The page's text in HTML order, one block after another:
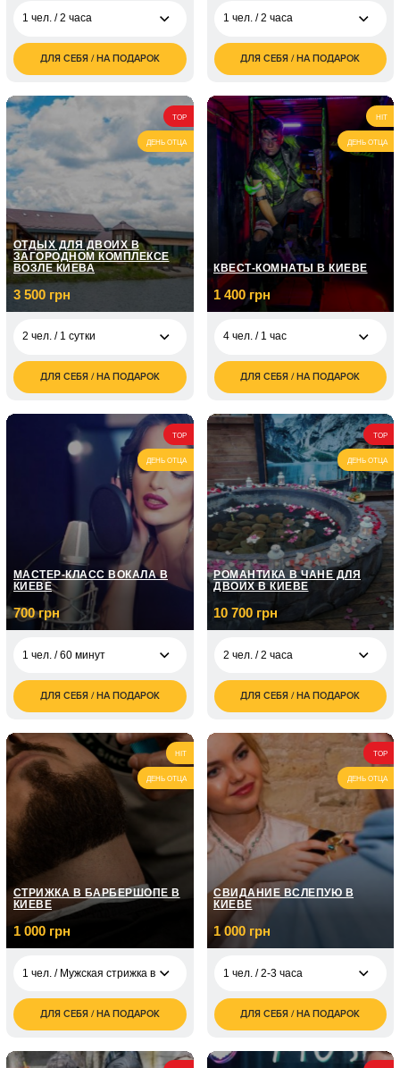
1 чел. / 2 часа
3 500
грн
ДЛЯ СЕБЯ / НА ПОДАРОК
1 чел. / 2 часа
грн
2 чел. / 2 часа
1 700
грн
ДЛЯ СЕБЯ / НА ПОДАРОК
TOP
ДЕНЬ ОТЦА
ОТДЫХ ДЛЯ ДВОИХ В
ЗАГОРОДНОМ КОМПЛЕКСЕ
ВОЗЛЕ КИЕВА
3 500 грн
2 чел. / 1 сутки
3 500
грн
2 чел. / 2 суток
7 000
грн
ДЛЯ СЕБЯ / НА ПОДАРОК
HIT
ДЕНЬ ОТЦА
КВЕСТ-КОМНАТЫ В КИЕВЕ
1 400 грн
4 чел. / 1 час
1 400
грн
ДЛЯ СЕБЯ / НА ПОДАРОК
TOP
ДЕНЬ ОТЦА
МАСТЕР-КЛАСС ВОКАЛА В
КИЕВЕ
700 грн
1 чел. / 60 минут
грн
1 чел. / Курс вокала /
8 занятий по 1 часу
5 050
грн
1 чел. / Курс вокала /
12 занятий по 1 часу
7 150
ДЛЯ СЕБЯ / НА ПОДАРОК
TOP
ДЕНЬ ОТЦА
РОМАНТИКА В ЧАНЕ ДЛЯ
ДВОИХ В КИЕВЕ
10 700 грн
2 чел. / 2 часа
10 700
грн
ДЛЯ СЕБЯ / НА ПОДАРОК
HIT
ДЕНЬ ОТЦА
СТРИЖКА В БАРБЕРШОПЕ В
КИЕВЕ
1 000 грн
1 чел. / Мужская стрижка в Киеве/ До 1 часа
1 чел. / Мужская
стрижка в Киеве/ До
1 000
ДЛЯ СЕБЯ / НА ПОДАРОК
TOP
ДЕНЬ ОТЦА
СВИДАНИЕ ВСЛЕПУЮ В
КИЕВЕ
1 000 грн
1 чел. / 2-3 часа
1 000
грн
ДЛЯ СЕБЯ / НА ПОДАРОК